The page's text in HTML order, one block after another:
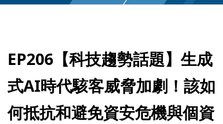
EP206【科技趨勢話題】生成
式AI時代駭客威脅加劇！該如
何抵抗和避免資安危機與個資